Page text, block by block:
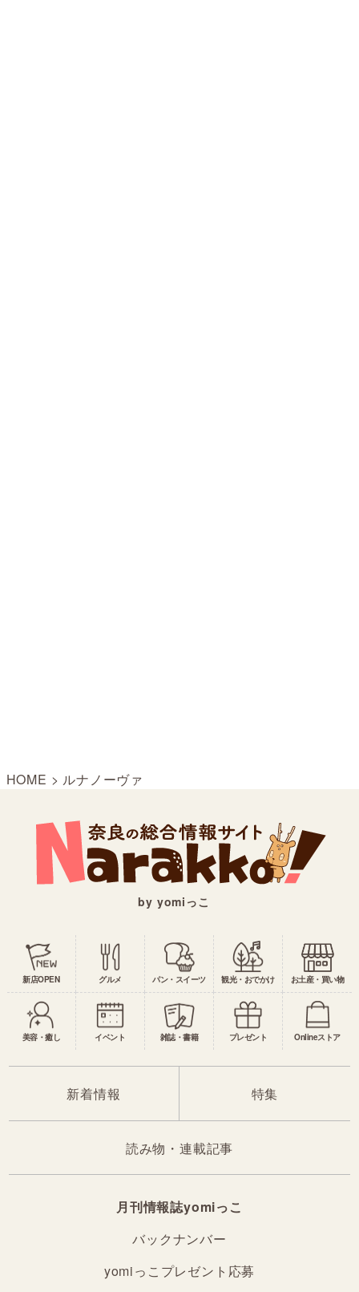
HOME > ルナノーヴァ
by yomiっこ
新店OPEN グルメ パン・スイーツ 観光・おでかけ お土産・買い物
美容・癒し イベント 雑誌・書籍 プレゼント Onlineストア
新着情報 特集
読み物・連載記事
月刊情報誌yomiっこ
バックナンバー
yomiっこプレゼント応募